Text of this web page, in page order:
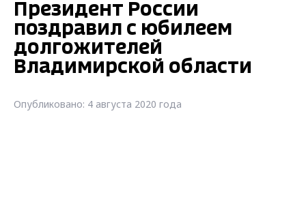
Президент России
поздравил с юбилеем
долгожителей
Владимирской области
Опубликовано: 4 августа 2020 года